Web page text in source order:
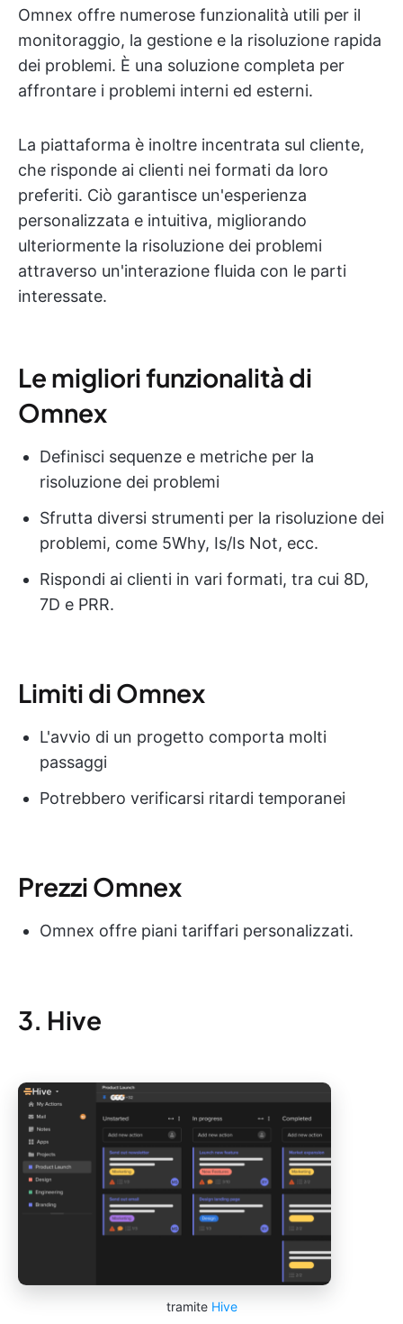
Omnex offre numerose funzionalità utili per il
monitoraggio, la gestione e la risoluzione rapida
dei problemi. È una soluzione completa per
affrontare i problemi interni ed esterni.
La piattaforma è inoltre incentrata sul cliente,
che risponde ai clienti nei formati da loro
preferiti. Ciò garantisce un'esperienza
personalizzata e intuitiva, migliorando
ulteriormente la risoluzione dei problemi
attraverso un'interazione fluida con le parti
interessate.
Le migliori funzionalità di
Omnex
Definisci sequenze e metriche per la
risoluzione dei problemi
Sfrutta diversi strumenti per la risoluzione dei
problemi, come 5Why, Is/Is Not, ecc.
Rispondi ai clienti in vari formati, tra cui 8D,
7D e PRR.
Limiti di Omnex
L'avvio di un progetto comporta molti
passaggi
Potrebbero verificarsi ritardi temporanei
Prezzi Omnex
Omnex offre piani tariffari personalizzati.
3. Hive
tramite Hive